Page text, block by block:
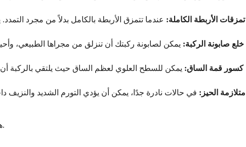
تمزقات الأربطة الكاملة: عندما تتمزق الأربطة بالكامل بدلاً من مجرد
خلع صابونة الركبة: يمكن لصابونة ركبتك أن تنزلق من مجراها الطبيعي،
كسور قمة الساق: يمكن للسطح العلوي لعظم الساق حيث يلتقي بالركبة
متلازمة الحيز: في حالات نادرة جدًا، يمكن أن يؤدي التورم الشديد
هذه الإصابات الخطيرة أقل تكرارًا ولكنها تتطلب تقييمًا طبيًا فوريًا. إذا كنت تشك في أي منها، فإن طلب الرعاية الفورية هو الخيار الصحيح.